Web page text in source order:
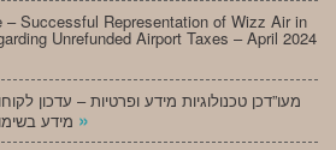
– Successful Representation of Wizz Air in
Unrefunded Airport Taxes – April 2024
מעו”דכן טכנולוגיות מידע ופרטיות – עדכון
»